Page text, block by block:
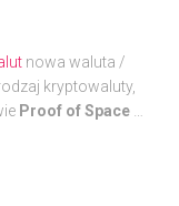
nowa waluta /
kryptowaluty,
Proof of Space